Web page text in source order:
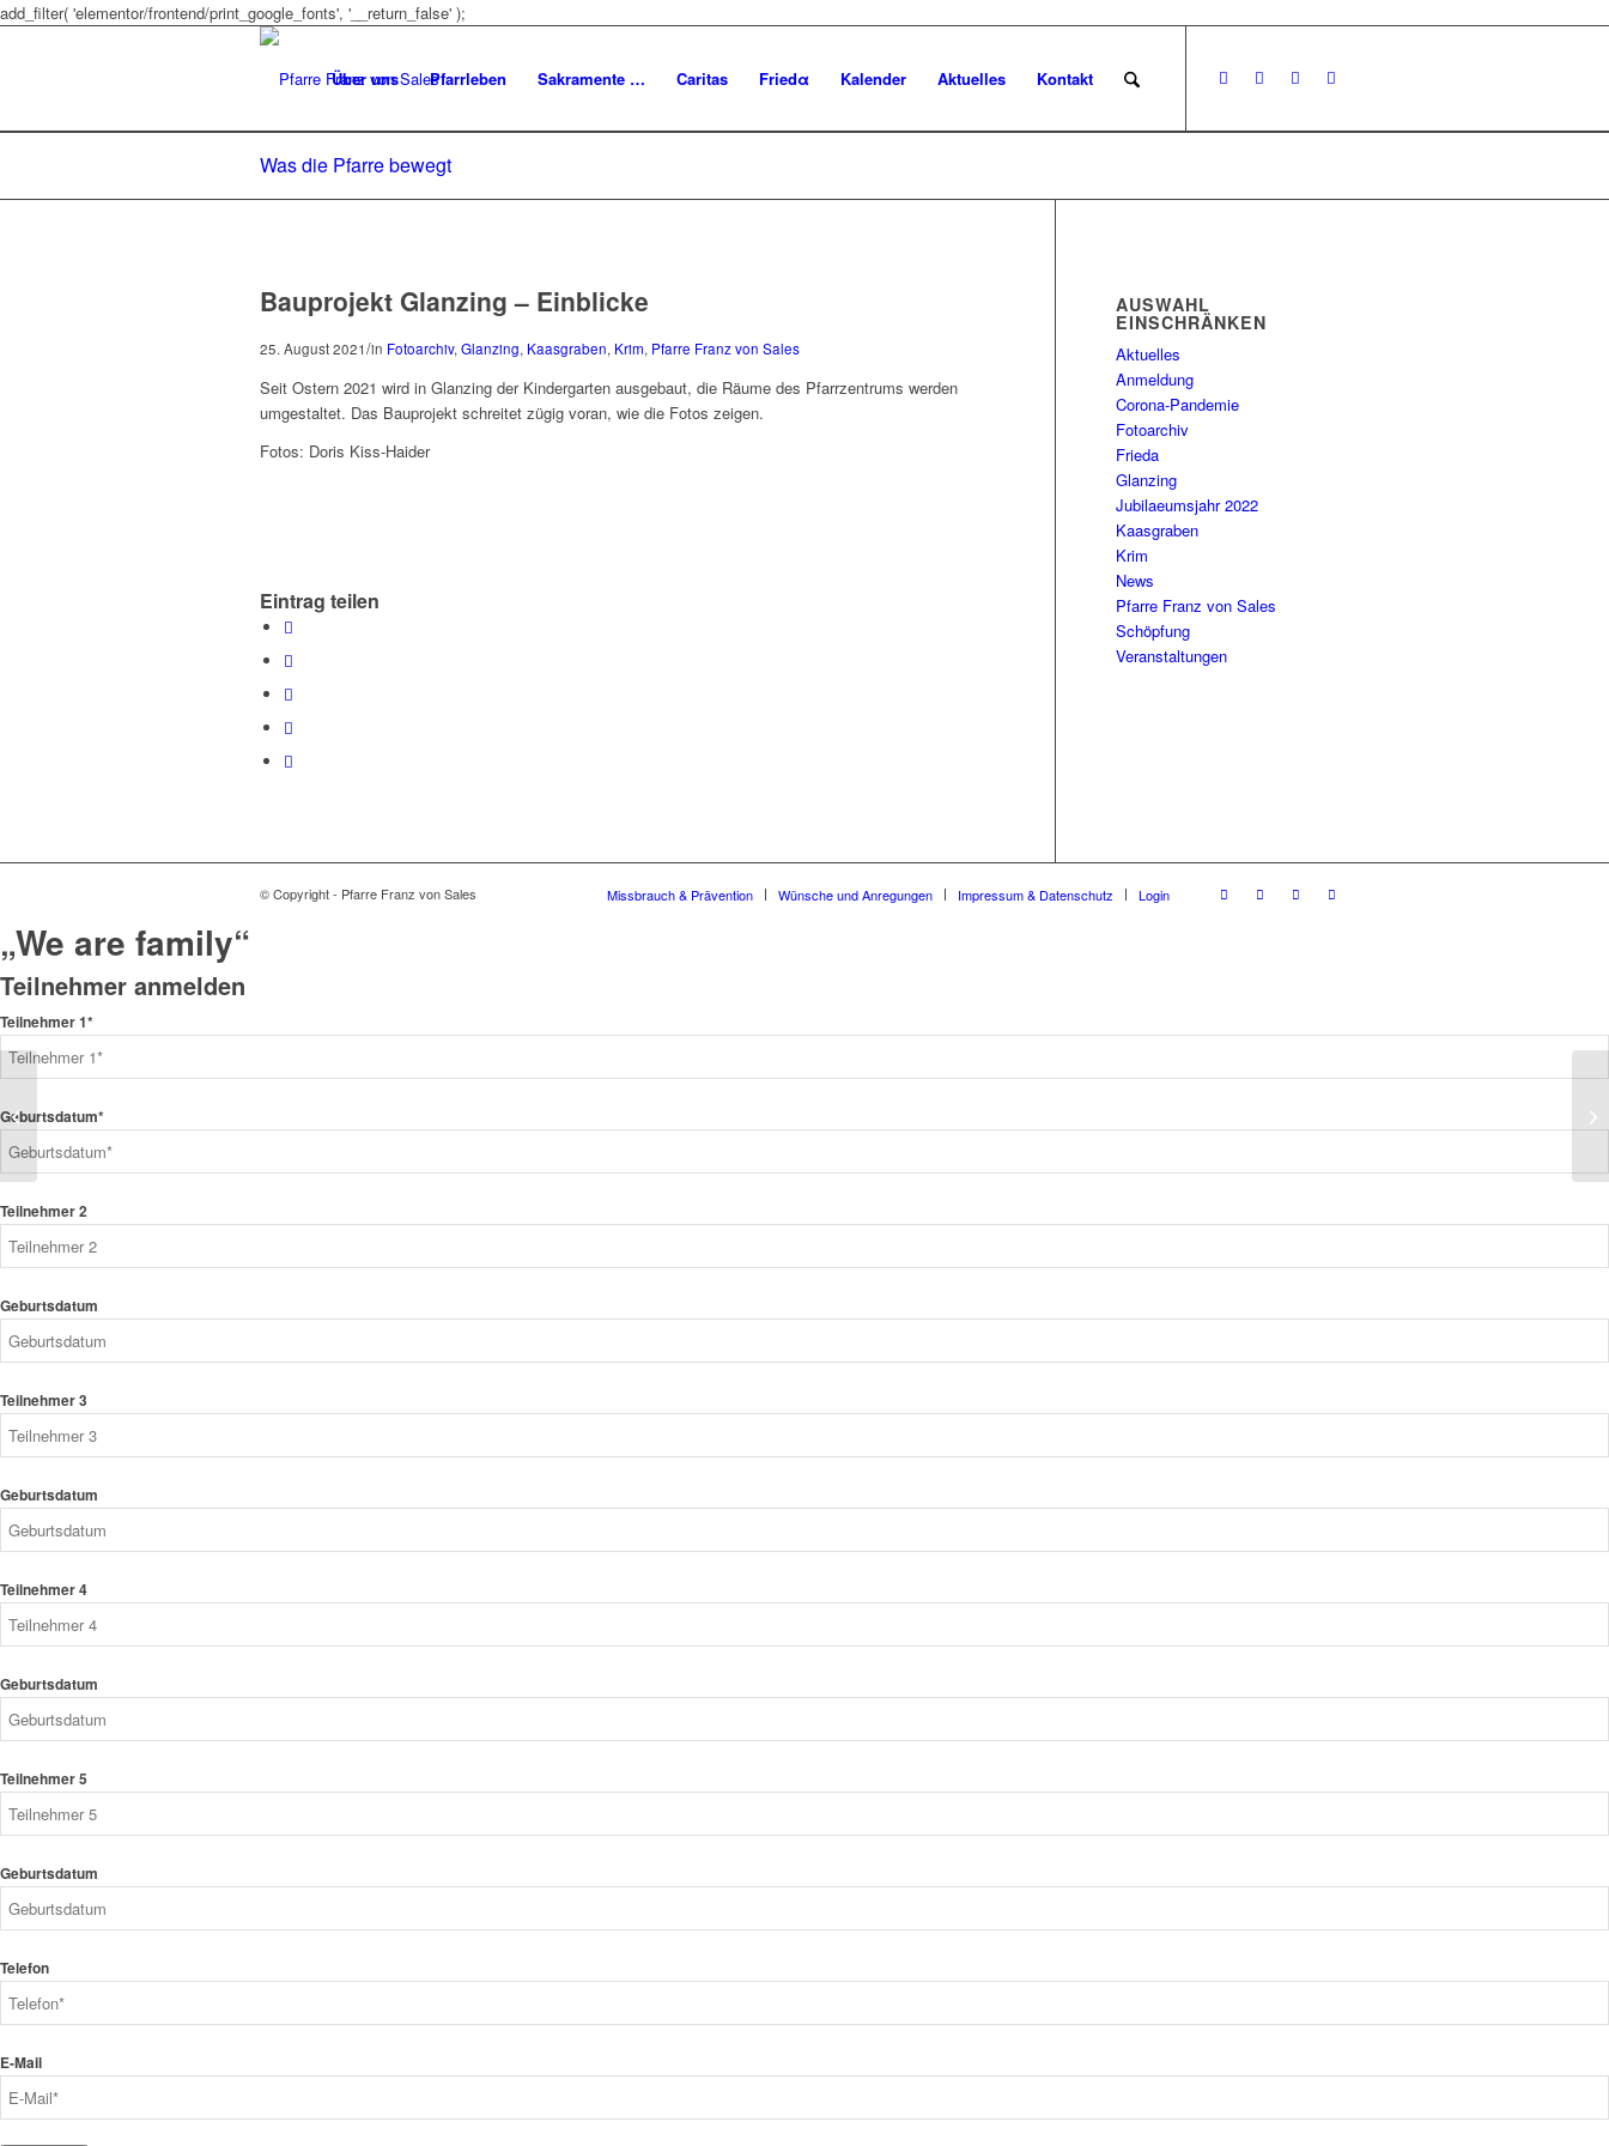
add_filter( 'elementor/frontend/print_google_fonts', '__return_false' );
Über uns Pfarrleben Sakramente … Caritas Friedα Kalender Aktuelles Kontakt
Was die Pfarre bewegt
Bauprojekt Glanzing – Einblicke
25. August 2021/in Fotoarchiv, Glanzing, Kaasgraben, Krim, Pfarre Franz von Sales
Seit Ostern 2021 wird in Glanzing der Kindergarten ausgebaut, die Räume des Pfarrzentrums werden
umgestaltet. Das Bauprojekt schreitet zügig voran, wie die Fotos zeigen.
Fotos: Doris Kiss-Haider
Eintrag teilen
AUSWAHL
EINSCHRÄNKEN
Aktuelles
Anmeldung
Corona-Pandemie
Fotoarchiv
Frieda
Glanzing
Jubilaeumsjahr 2022
Kaasgraben
Krim
News
Pfarre Franz von Sales
Schöpfung
Veranstaltungen
© Copyright - Pfarre Franz von Sales Missbrauch & Prävention Wünsche und Anregungen Impressum & Datenschutz Login
glauben, wenn nicht dir!
„We are family“
Teilnehmer anmelden
Teilnehmer 1*
Geburtsdatum*
Teilnehmer 2
Geburtsdatum
Teilnehmer 3
Geburtsdatum
Teilnehmer 4
Geburtsdatum
Teilnehmer 5
Geburtsdatum
Telefon
E-Mail